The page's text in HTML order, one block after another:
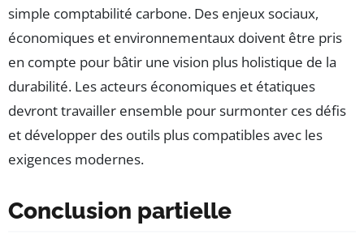
simple comptabilité carbone. Des enjeux sociaux,
économiques et environnementaux doivent être pris
en compte pour bâtir une vision plus holistique de la
durabilité. Les acteurs économiques et étatiques
devront travailler ensemble pour surmonter ces défis
et développer des outils plus compatibles avec les
exigences modernes.
Conclusion partielle